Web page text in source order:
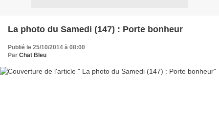
La photo du Samedi (147) : Porte bonheur
Publié le 25/10/2014 à 08:00
Par Chat Bleu